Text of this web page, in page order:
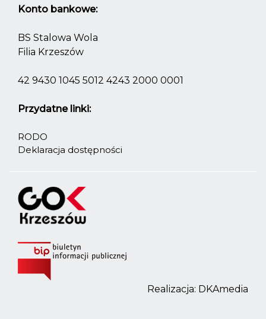
Konto bankowe:
BS Stalowa Wola
Filia Krzeszów
42 9430 1045 5012 4243 2000 0001
Przydatne linki:
RODO
Deklaracja dostępności
Realizacja: DKAmedia